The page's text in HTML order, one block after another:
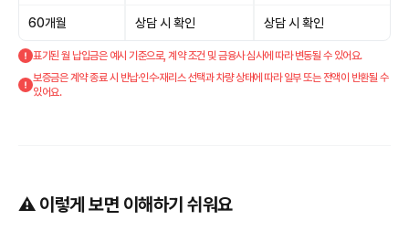
60개월 상담 시 확인 상담 시 확인
표기된 월 납입금은 예시 기준으로, 계약 조건 및 금융사 심사에 따라 변동될 수 있어요.
보증금은 계약 종료 시 반납·인수·재리스 선택과 차량 상태에 따라 일부 또는 전액이 반환될 수
있어요.
⚠️ 이렇게 보면 이해하기 쉬워요